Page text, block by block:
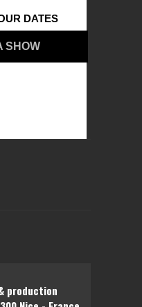
DATES
SHOW
production